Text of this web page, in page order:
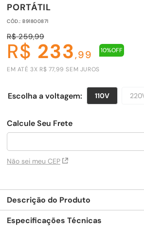
PORTÁTIL
CÓD.: B91800871
R$ 259,99
R$ 233,99 10%OFF
EM ATÉ 3X R$ 77,99 SEM JUROS
110V
Não sei meu CEP
Descrição do Produto
Especificações Técnicas